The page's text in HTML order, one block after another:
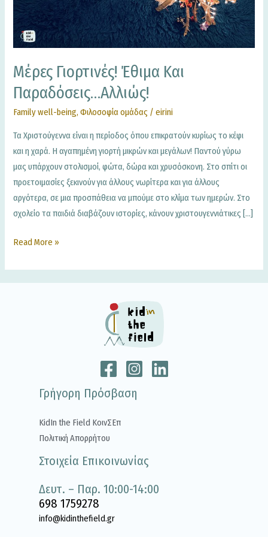
Μέρες Γιορτινές! Έθιμα Και
Παραδόσεις…αλλιώς!
Family well-being,Φιλοσοφία ομάδας /eirini
Τα Χριστούγεννα είναι η περίοδος όπου επικρατούν κυρίως το κέφι
και η χαρά. Η αγαπημένη γιορτή μικρών και μεγάλων! Παντού γύρω
μας υπάρχουν στολισμοί, φώτα, δώρα και χρυσόσκονη. Στο σπίτι οι
προετοιμασίες ξεκινούν για άλλους νωρίτερα και για άλλους
αργότερα, σε μια προσπάθεια να μπούμε στο κλίμα των ημερών. Στο
σχολείο τα παιδιά διαβάζουν ιστορίες, κάνουν χριστουγεννιάτικες […]
αλλιώς!
Read More »
Γρήγορη Πρόσβαση
KidIn the Field ΚοινΣΕπ
Πολιτική Απορρήτου
Στοιχεία Επικοινωνίας
Δευτ. – Παρ. 10:00-14:00
698 1759278
info@kidinthefield.gr